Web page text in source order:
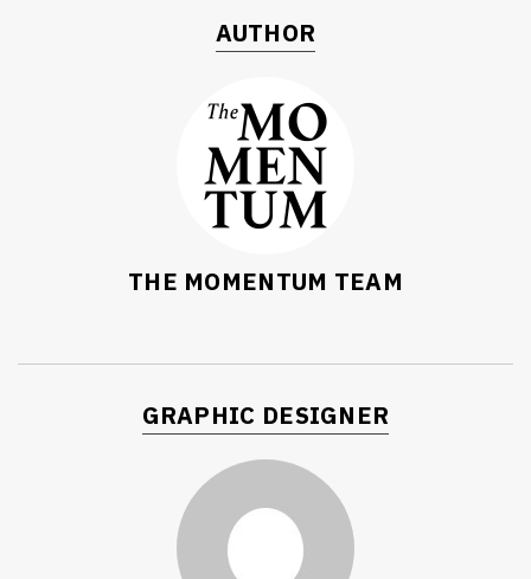
AUTHOR
THE MOMENTUM TEAM
GRAPHIC DESIGNER